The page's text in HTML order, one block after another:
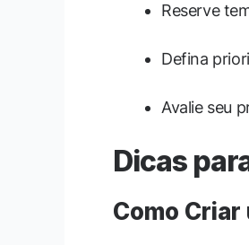
Reserve
Defina
Avalie seu
Dicas
Como